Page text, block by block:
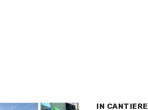
IN CANTIERE